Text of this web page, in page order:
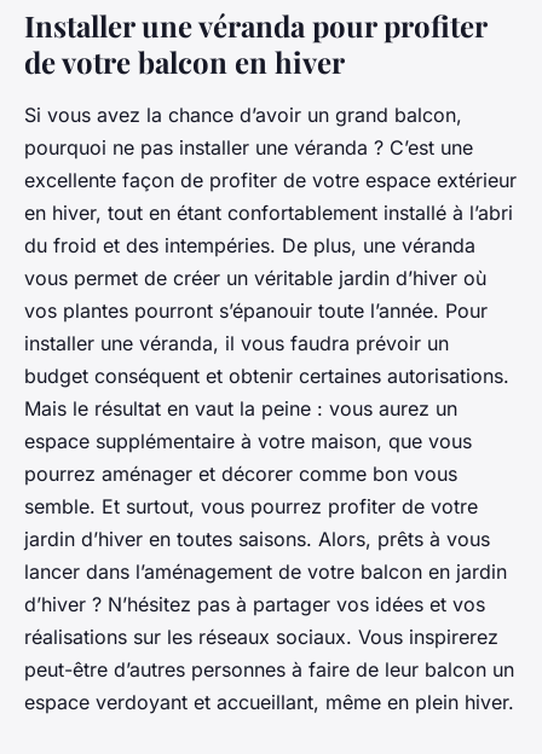
Installer une véranda pour profiter
de votre balcon en hiver
Si vous avez la chance d’avoir un grand balcon,
pourquoi ne pas installer une véranda ? C’est une
excellente façon de profiter de votre espace extérieur
en hiver, tout en étant confortablement installé à l’abri
du froid et des intempéries. De plus, une véranda
vous permet de créer un véritable jardin d’hiver où
vos plantes pourront s’épanouir toute l’année. Pour
installer une véranda, il vous faudra prévoir un
budget conséquent et obtenir certaines autorisations.
Mais le résultat en vaut la peine : vous aurez un
espace supplémentaire à votre maison, que vous
pourrez aménager et décorer comme bon vous
semble. Et surtout, vous pourrez profiter de votre
jardin d’hiver en toutes saisons. Alors, prêts à vous
lancer dans l’aménagement de votre balcon en jardin
d’hiver ? N’hésitez pas à partager vos idées et vos
réalisations sur les réseaux sociaux. Vous inspirerez
peut-être d’autres personnes à faire de leur balcon un
espace verdoyant et accueillant, même en plein hiver.